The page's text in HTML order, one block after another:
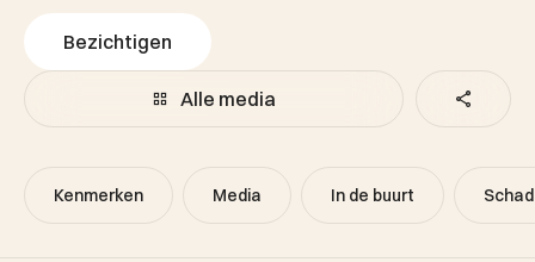
Bezichtigen
Alle media
Kenmerken Media In de buurt